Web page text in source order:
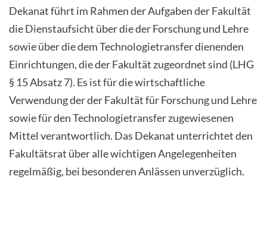
Dekanat führt im Rahmen der Aufgaben der Fakultät
die Dienstaufsicht über die der Forschung und Lehre
sowie über die dem Technologietransfer dienenden
Einrichtungen, die der Fakultät zugeordnet sind (LHG
§ 15 Absatz 7). Es ist für die wirtschaftliche
Verwendung der der Fakultät für Forschung und Lehre
sowie für den Technologietransfer zugewiesenen
Mittel verantwortlich. Das Dekanat unterrichtet den
Fakultätsrat über alle wichtigen Angelegenheiten
regelmäßig, bei besonderen Anlässen unverzüglich.